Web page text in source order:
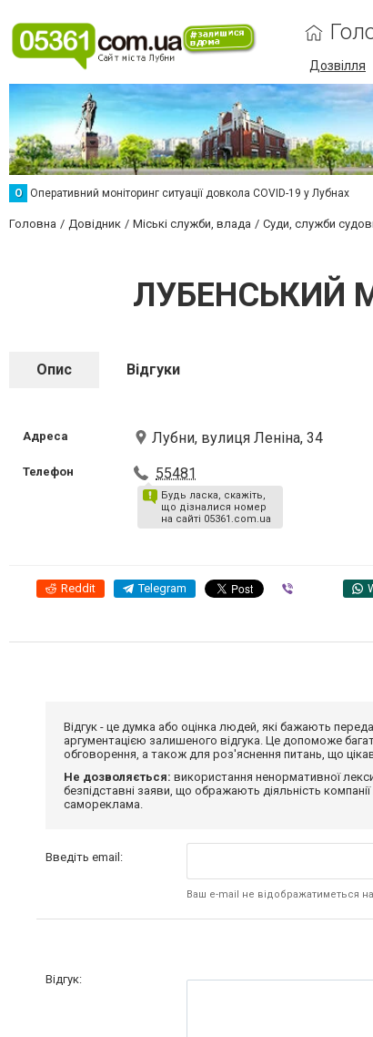
Дозвілля
О Оперативний моніторинг ситуації довкола COVID-19 у Лубнах
Головна Довідник Міські служби, влада Суди, служби
ЛУБЕНСЬКИЙ
Опис Відгуки
Адреса Лубни, вулиця Леніна, 34
Телефон 55481
Будь ласка, скажіть,
що дізналися номер
на сайті 05361.com.ua
Reddit Telegram
Відгук - це думка або оцінка людей, які бажають
аргументацією залишеного відгука. Це допоможе
обговорення, а також для роз'яснення питань, що
Не дозволяється: використання ненормативної
безпідставні заяви, що ображають діяльність
самореклама.
Введіть email:
Ваш e-mail не відображатиметься на
Відгук: